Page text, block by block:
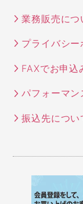
業務販売につ
プライバシー
FAXでお申込
パフォーマン
振込先につい